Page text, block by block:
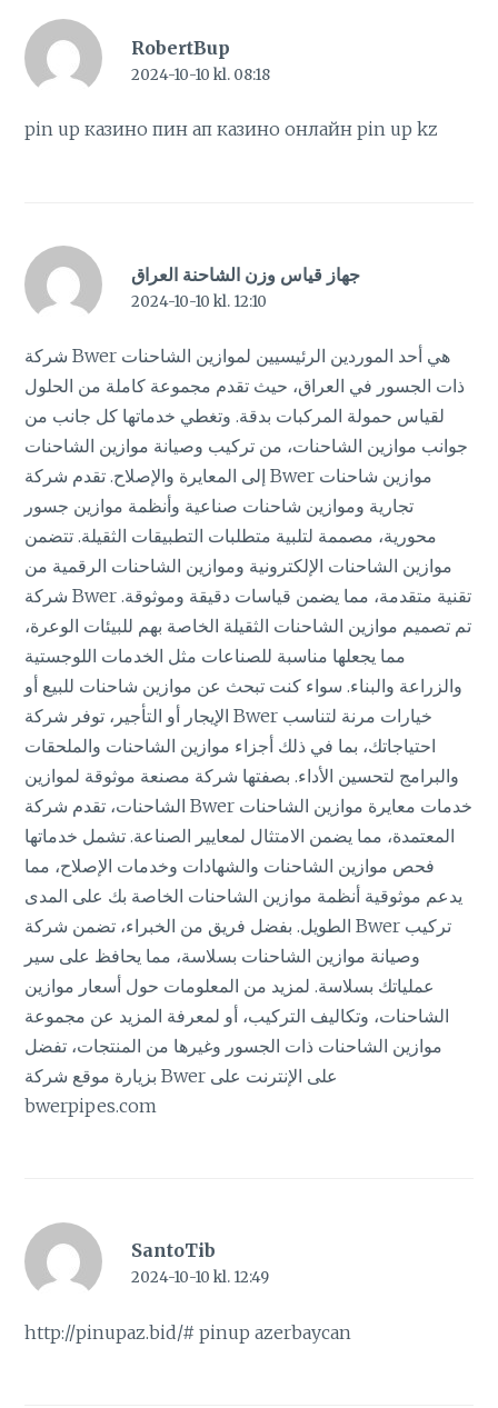
RobertBup
2024-10-10 kl. 08:18
pin up казинопин ап казино онлайн pin up kz
جهاز قياس وزن الشاحنة العراق
2024-10-10 kl. 12:10
شركة Bwer هي أحد الموردين الرئيسيين لموازين الشاحنات
ذات الجسور في العراق، حيث تقدم مجموعة كاملة من الحلول
لقياس حمولة المركبات بدقة. وتغطي خدماتها كل جانب من
جوانب موازين الشاحنات، من تركيب وصيانة موازين الشاحنات
إلى المعايرة والإصلاح. تقدم شركة Bwer موازين شاحنات
تجارية وموازين شاحنات صناعية وأنظمة موازين جسور
محورية، مصممة لتلبية متطلبات التطبيقات الثقيلة. تتضمن
موازين الشاحنات الإلكترونية وموازين الشاحنات الرقمية من
شركة Bwer تقنية متقدمة، مما يضمن قياسات دقيقة وموثوقة.
تم تصميم موازين الشاحنات الثقيلة الخاصة بهم للبيئات الوعرة،
مما يجعلها مناسبة للصناعات مثل الخدمات اللوجستية
والزراعة والبناء. سواء كنت تبحث عن موازين شاحنات للبيع أو
الإيجار أو التأجير، توفر شركة Bwer خيارات مرنة لتناسب
احتياجاتك، بما في ذلك أجزاء موازين الشاحنات والملحقات
والبرامج لتحسين الأداء. بصفتها شركة مصنعة موثوقة لموازين
الشاحنات، تقدم شركة Bwer خدمات معايرة موازين الشاحنات
المعتمدة، مما يضمن الامتثال لمعايير الصناعة. تشمل خدماتها
فحص موازين الشاحنات والشهادات وخدمات الإصلاح، مما
يدعم موثوقية أنظمة موازين الشاحنات الخاصة بك على المدى
الطويل. بفضل فريق من الخبراء، تضمن شركة Bwer تركيب
وصيانة موازين الشاحنات بسلاسة، مما يحافظ على سير
عملياتك بسلاسة. لمزيد من المعلومات حول أسعار موازين
الشاحنات، وتكاليف التركيب، أو لمعرفة المزيد عن مجموعة
موازين الشاحنات ذات الجسور وغيرها من المنتجات، تفضل
بزيارة موقع شركة Bwer على الإنترنت على
bwerpipes.com
SantoTib
2024-10-10 kl. 12:49
http://pinupaz.bid/# pinup azerbaycan